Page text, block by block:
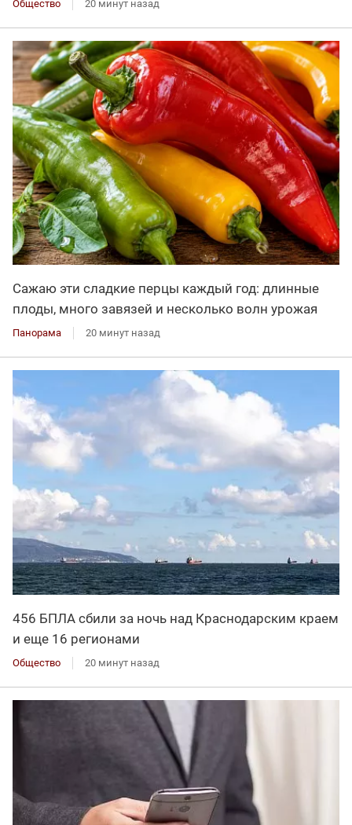
Общество 20 минут назад
Сажаю эти сладкие перцы каждый год: длинные
плоды, много завязей и несколько волн урожая
Панорама 20 минут назад
456 БПЛА сбили за ночь над Краснодарским краем
и еще 16 регионами
Общество 20 минут назад